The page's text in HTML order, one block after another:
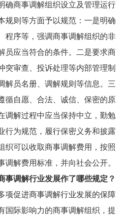
确商事调解组织设立及管理运行
规则等方面予以规范：一是明确
程序等，强调商事调解组织的非
员应当符合的条件。二是要求商
突审查、投诉处理等内部管理制
解员名册、调解规则等信息。三
循自愿、合法、诚信、保密的原
调解过程中应当保持中立，勤勉
行为规范，履行保密义务和披露
织可以收取商事调解费用，按照
解费用标准，并向社会公开。
事调解行业发展作了哪些规定？
项促进商事调解行业发展的保障
国际影响力的商事调解组织，提